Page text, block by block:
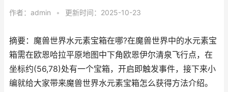
作者： admin • 更新时间：2025-10-23
摘要：魔兽世界水元素宝箱在哪?在魔兽世界中的水元素宝
箱需在欧恩哈拉平原地图中下角欧恩伊尔清泉飞行点，在
坐标约(56,78)处有一个宝箱，开启即触发事件，接下来小
编就给大家带来魔兽世界水元素宝箱怎么获得方法介绍。